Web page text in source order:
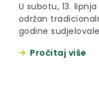
U subotu, 13.
održan
godine
Donje Stubice.
Pročitaj više